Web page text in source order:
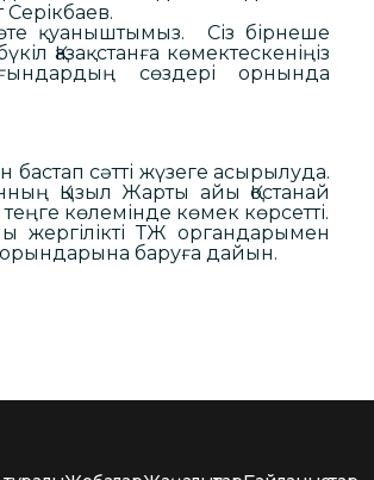
Серікбаев.
қуаныштымыз. Сіз бірнеше
Қазақстанға көмектескеніңіз
сөздері орнында
сәтті жүзеге асырылуда.
Қызыл Жарты айы Қостанай
көлемінде көмек көрсетті.
жергілікті ТЖ органдарымен
баруға дайын.